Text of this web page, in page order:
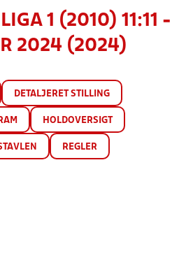
1 (2010) 11:11 -
2024 (2024)
DETALJERET STILLING
HOLDOVERSIGT
REGLER